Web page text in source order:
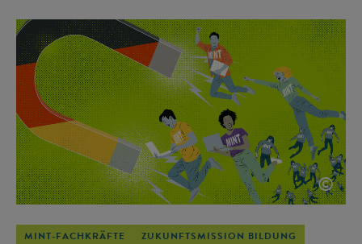
©
MINT-FACHKRÄFTE ZUKUNFTSMISSION BILDUNG